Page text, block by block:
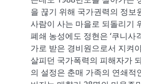
을 끊기 위해 국가권력의 정보
사람이 사는 마을로 되돌리기
폐쇄 농성에도 정현은 ‘쿠니사
가로 받은 경비원으로서 지켜
살피던 국가폭력의 피해자가
의 설정은 춘매 가족의 연쇄적